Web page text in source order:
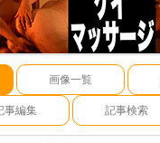
画像一覧
事編集 記事検索